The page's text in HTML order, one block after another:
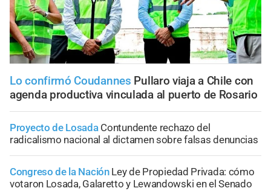
Lo confirmó Coudannes Pullaro viaja a Chile con
agenda productiva vinculada al puerto de Rosario
Proyecto de Losada Contundente rechazo del
radicalismo nacional al dictamen sobre falsas denuncias
Congreso de la Nación Ley de Propiedad Privada: cómo
votaron Losada, Galaretto y Lewandowski en el Senado